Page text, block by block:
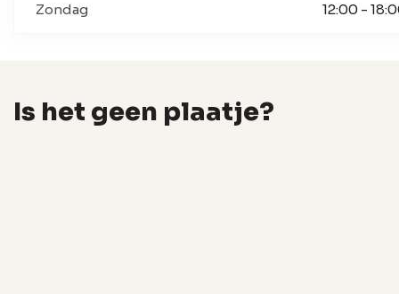
Zondag 12:00 -
Is het geen plaatje?